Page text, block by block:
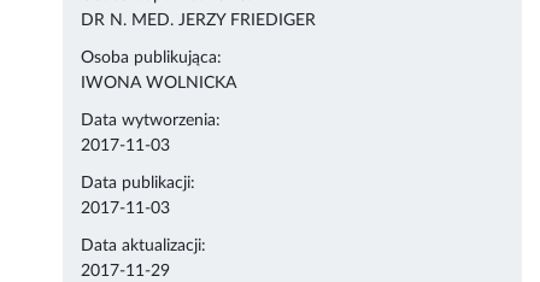
DR N. MED. JERZY FRIEDIGER
Osoba publikująca:
IWONA WOLNICKA
Data wytworzenia:
2017-11-03
Data publikacji:
2017-11-03
Data aktualizacji:
2017-11-29